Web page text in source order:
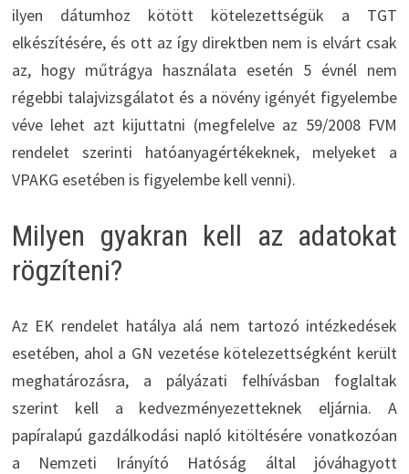
ilyen dátumhoz kötött kötelezettségük a TGT
elkészítésére, és ott az így direktben nem is elvárt csak
az, hogy műtrágya használata esetén 5 évnél nem
régebbi talajvizsgálatot és a növény igényét figyelembe
véve lehet azt kijuttatni (megfelelve az 59/2008 FVM
rendelet szerinti hatóanyagértékeknek, melyeket a
VPAKG esetében is figyelembe kell venni).
Milyen gyakran kell az adatokat
rögzíteni?
Az EK rendelet hatálya alá nem tartozó intézkedések
esetében, ahol a GN vezetése kötelezettségként került
meghatározásra, a pályázati felhívásban foglaltak
szerint kell a kedvezményezetteknek eljárnia. A
papíralapú gazdálkodási napló kitöltésére vonatkozóan
a Nemzeti Irányító Hatóság által jóváhagyott